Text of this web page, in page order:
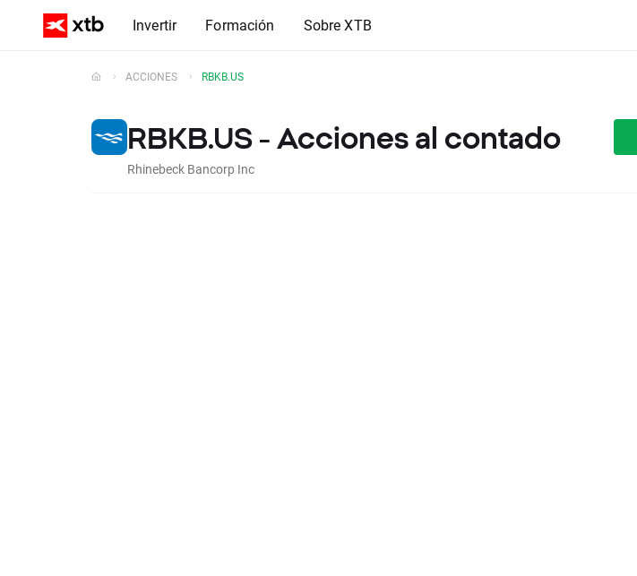
Invertir Formación Sobre XTB
ACCIONES RBKB.US
RBKB.US - Acciones al contado
Rhinebeck Bancorp Inc